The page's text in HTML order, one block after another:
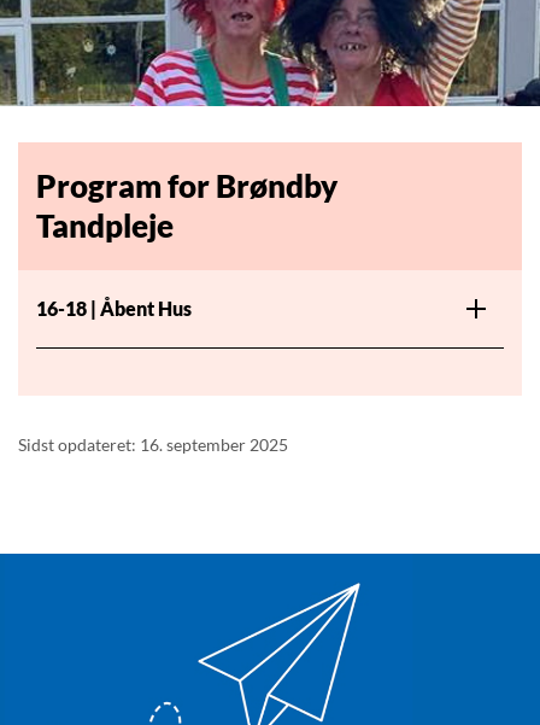
Program for Brøndby
Tandpleje
16-18 | Åbent Hus
Sidst opdateret: 16. september 2025